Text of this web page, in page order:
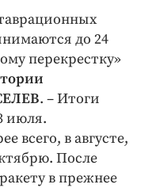
до 24
перекрестку»
. – Итоги
июля.
всего, в августе,
После
в прежнее